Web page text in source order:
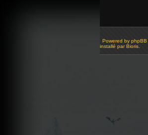
Powered by phpBB
installé par Bioris.